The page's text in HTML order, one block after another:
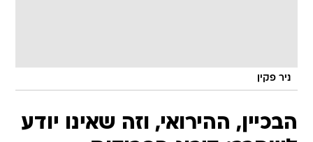
ניר פקין
הבכיין, ההירואי, וזה שאינו יודע